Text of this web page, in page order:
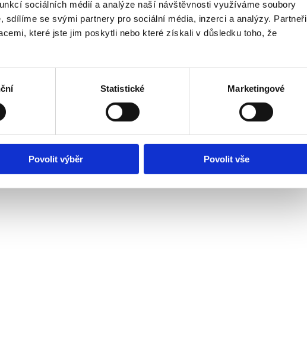
sociálních médií a analýze naší návštěvnosti využíváme soubory
sdílíme se svými partnery pro sociální média, inzerci a analýzy. Partneři
které jste jim poskytli nebo které získali v důsledku toho, že
Statistické Marketingové
Povolit výběr Povolit vše